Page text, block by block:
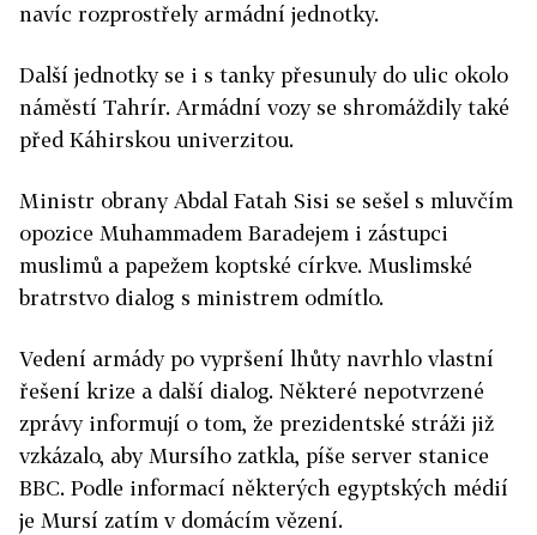
navíc rozprostřely armádní jednotky.
Další jednotky se i s tanky přesunuly do ulic okolo
náměstí Tahrír. Armádní vozy se shromáždily také
před Káhirskou univerzitou.
Ministr obrany Abdal Fatah Sisi se sešel s mluvčím
opozice Muhammadem Baradejem i zástupci
muslimů a papežem koptské církve. Muslimské
bratrstvo dialog s ministrem odmítlo.
Vedení armády po vypršení lhůty navrhlo vlastní
řešení krize a další dialog. Některé nepotvrzené
zprávy informují o tom, že prezidentské stráži již
vzkázalo, aby Mursího zatkla, píše server stanice
BBC. Podle informací některých egyptských médií
je Mursí zatím v domácím vězení.